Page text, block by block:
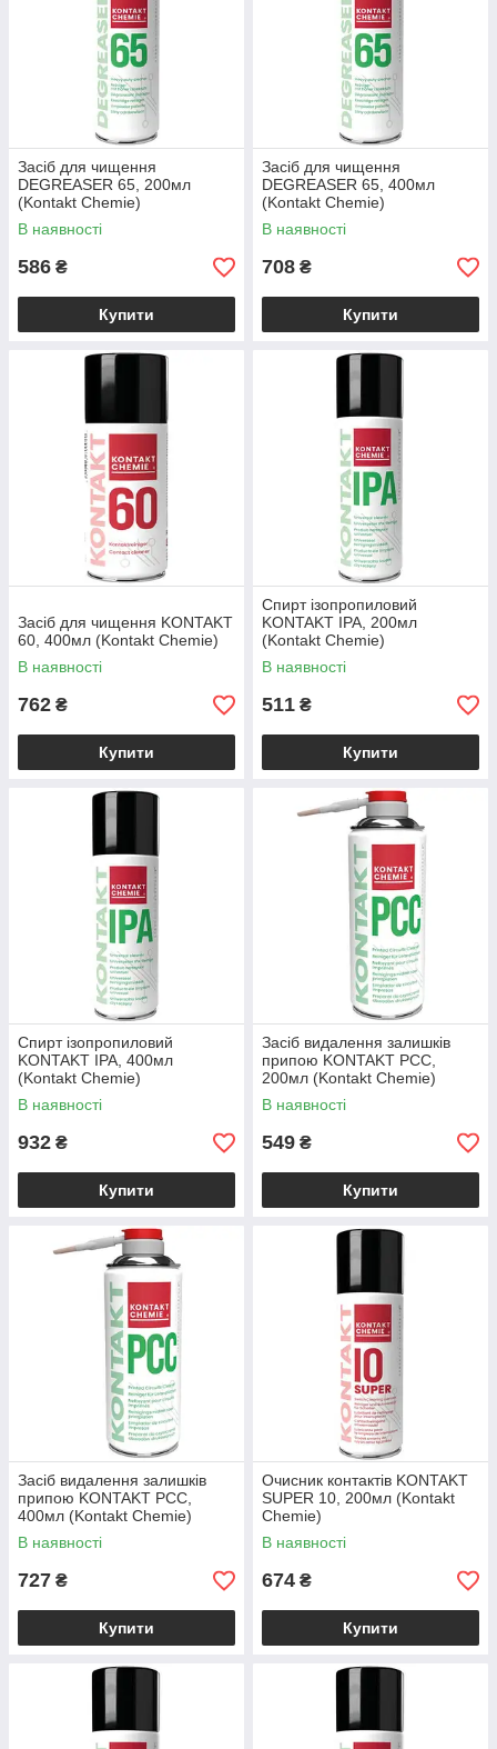
Засіб для чищення
DEGREASER 65, 200мл
(Kontakt Chemie)
В наявності
586 ₴
Купити
Засіб для чищення
DEGREASER 65, 400мл
(Kontakt Chemie)
В наявності
708 ₴
Купити
Засіб для чищення KONTAKT
60, 400мл (Kontakt Chemie)
В наявності
762 ₴
Купити
Спирт ізопропиловий
KONTAKT IPA, 200мл
(Kontakt Chemie)
В наявності
511 ₴
Купити
Спирт ізопропиловий
KONTAKT IPA, 400мл
(Kontakt Chemie)
В наявності
932 ₴
Купити
Засіб видалення залишків
припою KONTAKT PCC,
200мл (Kontakt Chemie)
В наявності
549 ₴
Купити
Засіб видалення залишків
припою KONTAKT PCC,
400мл (Kontakt Chemie)
В наявності
727 ₴
Купити
Очисник контактів KONTAKT
SUPER 10, 200мл (Kontakt
Chemie)
В наявності
674 ₴
Купити